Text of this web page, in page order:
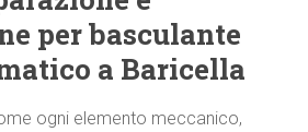
per basculante
a Baricella
ogni elemento meccanico,